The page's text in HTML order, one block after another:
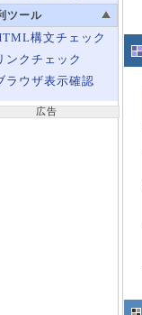
ツール
構文チェック
ンクチェック
ラウザ表示確認
広告